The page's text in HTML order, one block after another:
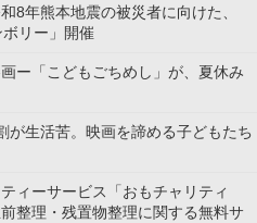
8年熊本地震の被災者に向けた、
ボリー」開催
ー「こどもごちめし」が、夏休み
が生活苦。映画を諦める子どもたち
ィーサービス「おもチャリティ
整理・残置物整理に関する無料サ